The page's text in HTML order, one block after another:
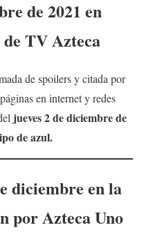
de 2021 en
TV Azteca
de spoilers y citada por
en internet y redes
jueves 2 de diciembrede
de azul.
diciembre en la
por Azteca Uno